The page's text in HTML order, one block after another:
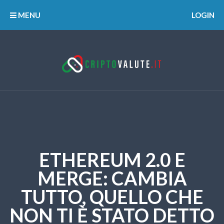
MENU LOGIN
ETHEREUM 2.0 E
MERGE: CAMBIA
TUTTO, QUELLO CHE
NON TI È STATO DETTO